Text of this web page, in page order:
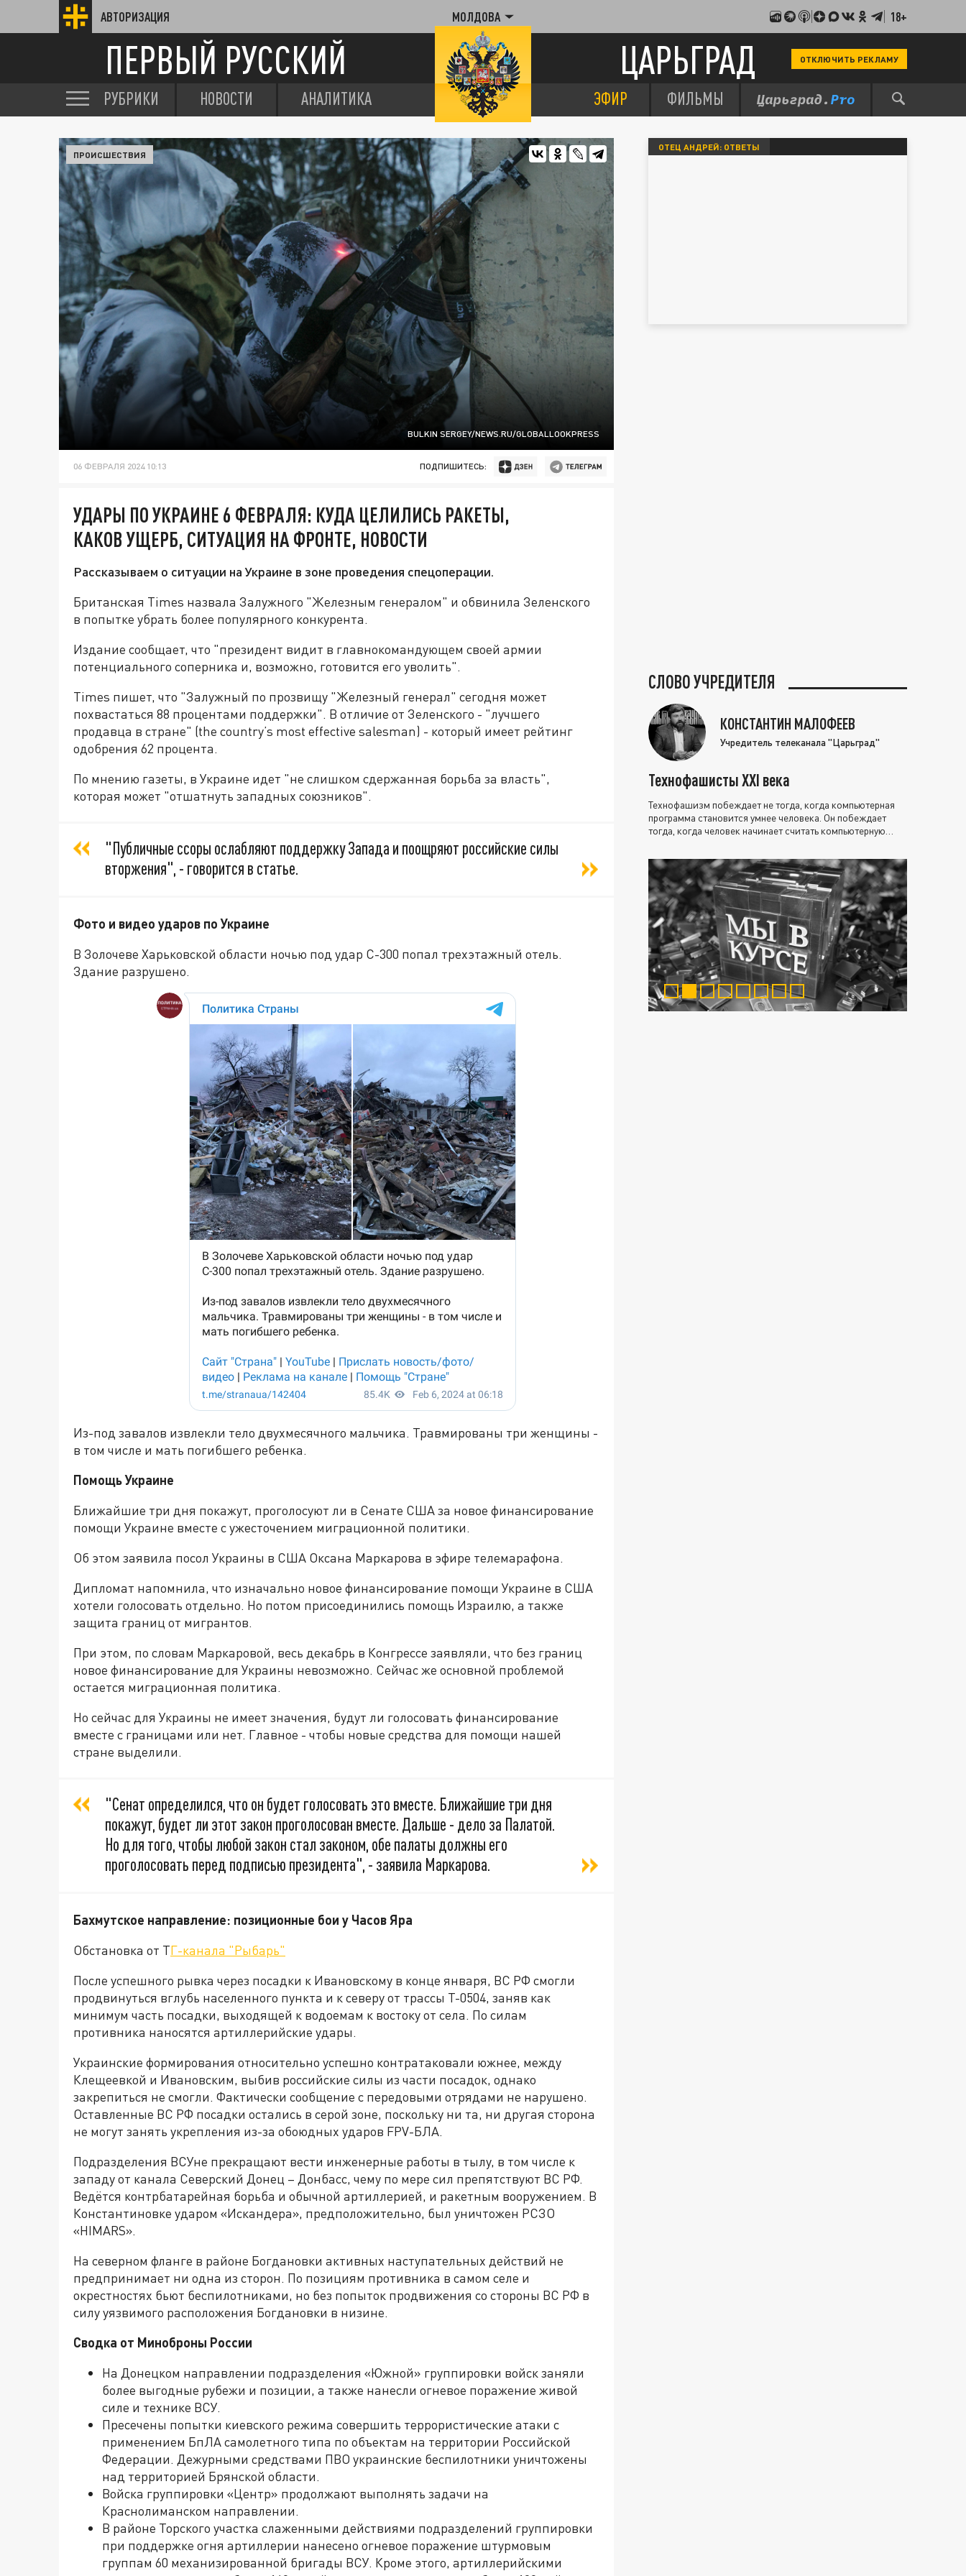
АВТОРИЗАЦИЯ МОЛДОВА 18+
ПЕРВЫЙ РУССКИЙ ЦАРЬГРАД ОТКЛЮЧИТЬ РЕКЛАМУ
РУБРИКИ НОВОСТИ АНАЛИТИКА ЭФИР ФИЛЬМЫ
BULKIN SERGEY/NEWS.RU/GLOBALLOOKPRESS
ПРОИСШЕСТВИЯ
06 ФЕВРАЛЯ 2024 10:13 ПОДПИШИТЕСЬ:
УДАРЫ ПО УКРАИНЕ 6 ФЕВРАЛЯ: КУДА ЦЕЛИЛИСЬ РАКЕТЫ,
КАКОВ УЩЕРБ, СИТУАЦИЯ НА ФРОНТЕ, НОВОСТИ
Рассказываем о ситуации на Украине в зоне проведения спецоперации.
Британская Times назвала Залужного "Железным генералом" и обвинила Зеленского
в попытке убрать более популярного конкурента.
Издание сообщает, что "президент видит в главнокомандующем своей армии
потенциального соперника и, возможно, готовится его уволить".
Times пишет, что "Залужный по прозвищу "Железный генерал" сегодня может
похвастаться 88 процентами поддержки". В отличие от Зеленского - "лучшего
продавца в стране" (the country’s most effective salesman) - который имеет рейтинг
одобрения 62 процента.
По мнению газеты, в Украине идет "не слишком сдержанная борьба за власть",
которая может "отшатнуть западных союзников".
"Публичные ссоры ослабляют поддержку Запада и поощряют российские силы
вторжения", - говорится в статье.
Фото и видео ударов по Украине
В Золочеве Харьковской области ночью под удар С-300 попал трехэтажный отель.
Здание разрушено.
Из-под завалов извлекли тело двухмесячного мальчика. Травмированы три женщины -
в том числе и мать погибшего ребенка.
Помощь Украине
Ближайшие три дня покажут, проголосуют ли в Сенате США за новое финансирование
помощи Украине вместе с ужесточением миграционной политики.
Об этом заявила посол Украины в США Оксана Маркарова в эфире телемарафона.
Дипломат напомнила, что изначально новое финансирование помощи Украине в США
хотели голосовать отдельно. Но потом присоединились помощь Израилю, а также
защита границ от мигрантов.
При этом, по словам Маркаровой, весь декабрь в Конгрессе заявляли, что без границ
новое финансирование для Украины невозможно. Сейчас же основной проблемой
остается миграционная политика.
Но сейчас для Украины не имеет значения, будут ли голосовать финансирование
вместе с границами или нет. Главное - чтобы новые средства для помощи нашей
стране выделили.
"Сенат определился, что он будет голосовать это вместе. Ближайшие три дня
покажут, будет ли этот закон проголосован вместе. Дальше - дело за Палатой.
Но для того, чтобы любой закон стал законом, обе палаты должны его
проголосовать перед подписью президента", - заявила Маркарова.
Бахмутское направление: позиционные бои у Часов Яра
Обстановка от ТГ-канала "Рыбарь"
После успешного рывка через посадки к Ивановскому в конце января, ВС РФ смогли
продвинуться вглубь населенного пункта и к северу от трассы Т-0504, заняв как
минимум часть посадки, выходящей к водоемам к востоку от села. По силам
противника наносятся артиллерийские удары.
Украинские формирования относительно успешно контратаковали южнее, между
Клещеевкой и Ивановским, выбив российские силы из части посадок, однако
закрепиться не смогли. Фактически сообщение с передовыми отрядами не нарушено.
Оставленные ВС РФ посадки остались в серой зоне, поскольку ни та, ни другая сторона
не могут занять укрепления из-за обоюдных ударов FPV-БЛА.
Подразделения ВСУне прекращают вести инженерные работы в тылу, в том числе к
западу от канала Северский Донец – Донбасс, чему по мере сил препятствуют ВС РФ.
Ведётся контрбатарейная борьба и обычной артиллерией, и ракетным вооружением. В
Константиновке ударом «Искандера», предположительно, был уничтожен РСЗО
«HIMARS».
На северном фланге в районе Богдановки активных наступательных действий не
предпринимает ни одна из сторон. По позициям противника в самом селе и
окрестностях бьют беспилотниками, но без попыток продвижения со стороны ВС РФ в
силу уязвимого расположения Богдановки в низине.
Сводка от Миноброны России
На Донецком направлении подразделения «Южной» группировки войск заняли
более выгодные рубежи и позиции, а также нанесли огневое поражение живой
силе и технике ВСУ.
Пресечены попытки киевского режима совершить террористические атаки c
применением БпЛА самолетного типа по объектам на территории Российской
Федерации. Дежурными средствами ПВО украинские беспилотники уничтожены
над территорией Брянской области.
Войска группировки «Центр» продолжают выполнять задачи на
Краснолиманском направлении.
В районе Торского участка слаженными действиями подразделений группировки
при поддержке огня артиллерии нанесено огневое поражение штурмовым
группам 60 механизированной бригады ВСУ. Кроме этого, артиллерийскими
ОТЕЦ АНДРЕЙ: ОТВЕТЫ
СЛОВО УЧРЕДИТЕЛЯ
КОНСТАНТИН МАЛОФЕЕВ
Учредитель телеканала "Царьград"
Технофашисты XXI века
Технофашизм побеждает не тогда, когда компьютерная
программа становится умнее человека. Он побеждает
тогда, когда человек начинает считать компьютерную